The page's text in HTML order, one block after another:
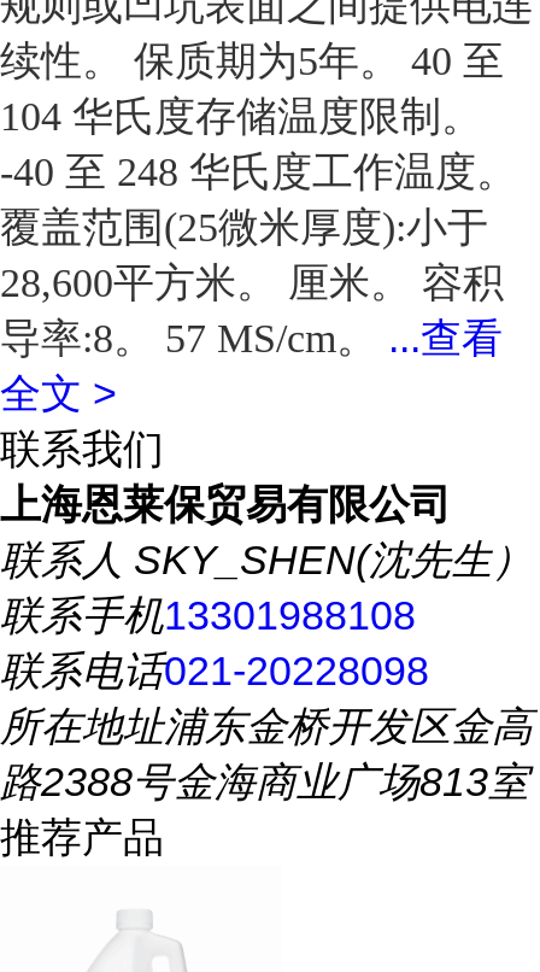
续性。 保质期为5年。 40 至
104 华氏度存储温度限制。
-40 至 248 华氏度工作温度。
覆盖范围(25微米厚度):小于
28,600平方米。 厘米。 容积
导率:8。 57 MS/cm。
...查看
全文 >
联系我们
上海恩莱保贸易有限公司
联系人 SKY_SHEN(沈先生）
联系手机13301988108
联系电话021-20228098
所在地址浦东金桥开发区金高
路2388号金海商业广场813室
推荐产品